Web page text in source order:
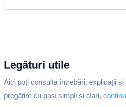
Legături utile
Aici poți consulta întrebări, explicații și
pregătire cu pași simpli și clari,